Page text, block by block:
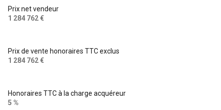
Prix net vendeur
1 284 762 €
Prix de vente honoraires TTC exclus
1 284 762 €
Honoraires TTC à la charge acquéreur
5 %